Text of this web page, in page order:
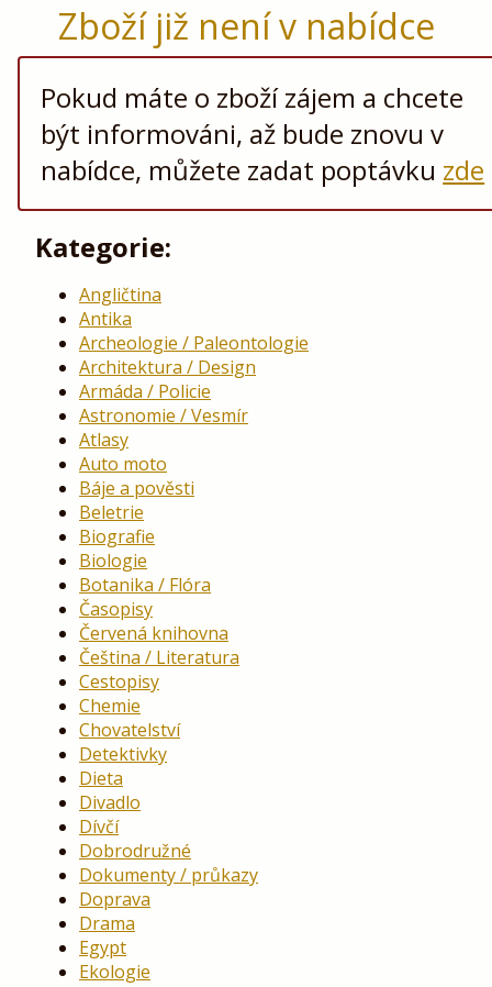
Zboží již není v nabídce
Pokud máte o zboží zájem a chcete
být informováni, až bude znovu v
nabídce, můžete zadat poptávku zde
Kategorie:
Angličtina
Antika
Archeologie / Paleontologie
Architektura / Design
Armáda / Policie
Astronomie / Vesmír
Atlasy
Auto moto
Báje a pověsti
Beletrie
Biografie
Biologie
Botanika / Flóra
Časopisy
Červená knihovna
Čeština / Literatura
Cestopisy
Chemie
Chovatelství
Detektivky
Dieta
Divadlo
Dívčí
Dobrodružné
Dokumenty / průkazy
Doprava
Drama
Egypt
Ekologie